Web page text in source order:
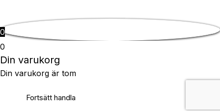
0
0
Din varukorg
Din varukorg är tom
Fortsätt handla